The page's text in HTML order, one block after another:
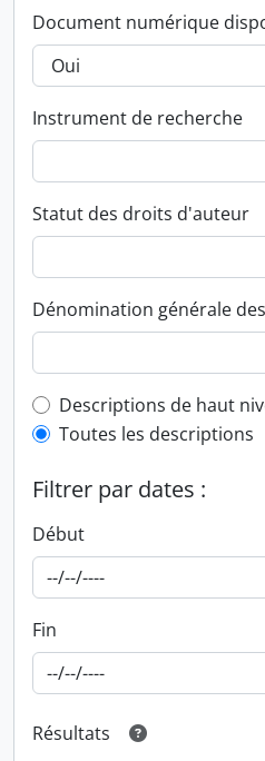
Document numérique
Instrument de recherche
Statut des droits d'auteur
Dénomination générale
Top-level
Descriptions de haut
Toutes les descriptions
Filtrer par dates :
Début
Fin
Résultats